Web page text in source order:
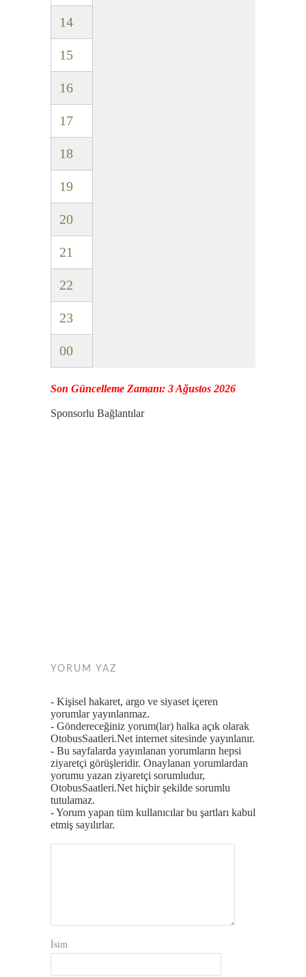
14
15
16
17
18
19
20
21
22
23
00
Son Güncelleme Zamanı: 3 Ağustos 2026
Sponsorlu Bağlantılar
YORUM YAZ
- Kişisel hakaret, argo ve siyaset içeren
yorumlar yayınlanmaz.
- Göndereceğiniz yorum(lar) halka açık olarak
OtobusSaatleri.Net internet sitesinde yayınlanır.
- Bu sayfalarda yayınlanan yorumların hepsi
ziyaretçi görüşleridir. Onaylanan yorumlardan
yorumu yazan ziyaretçi sorumludur,
OtobusSaatleri.Net hiçbir şekilde sorumlu
tutulamaz.
- Yorum yapan tüm kullanıcılar bu şartları kabul
etmiş sayılırlar.
İsim